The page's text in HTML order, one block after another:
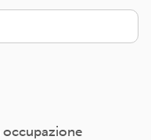
occupazione